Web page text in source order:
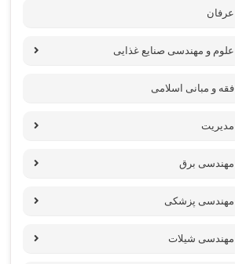
عرفان
علوم و مهندسی صنایع غذایی
فقه و مبانی اسلامی
مدیریت
مهندسی برق
مهندسی پزشکی
مهندسی شیلات